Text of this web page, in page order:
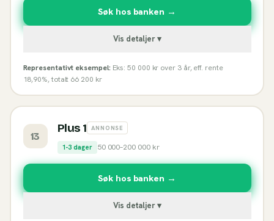
Søk hos banken →
Vis detaljer ▾
Representativt eksempel: Eks: 50 000 kr over 3 år, eff. rente
18,90%, totalt 66 200 kr
13
Plus 1 ANNONSE
1-3 dager 50 000–200 000kr
Søk hos banken →
Vis detaljer ▾